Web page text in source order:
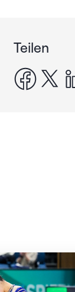
Teilen
x